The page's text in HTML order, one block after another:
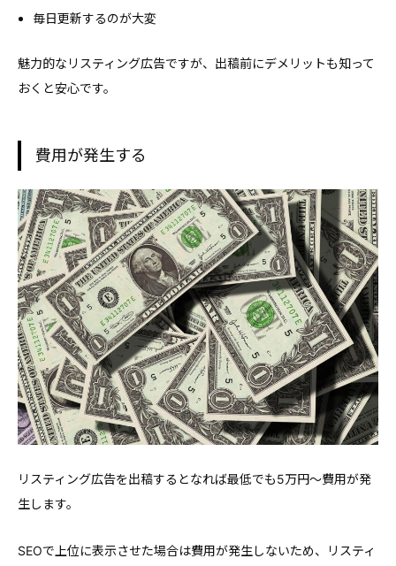
毎日更新するのが大変
魅力的なリスティング広告ですが、出稿前にデメリットも知って
おくと安心です。
費用が発生する
リスティング広告を出稿するとなれば最低でも5万円〜費用が発
生します。
SEOで上位に表示させた場合は費用が発生しないため、リスティ